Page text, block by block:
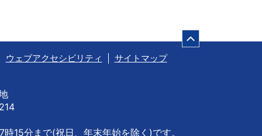
ウェブアクセシビリティ サイトマップ
時15分まで(祝日、年末年始を除く)です。